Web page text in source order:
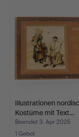
Illustrationen
Kostüme mit Text…
Beendet 3. Apr 2025
1 Gebot